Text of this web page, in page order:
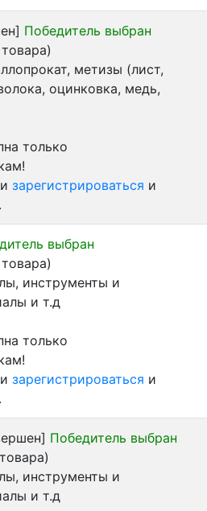
Победитель выбран
метизы (лист,
оцинковка, медь,
только
зарегистрироваться и
выбран
инструменты и
и т.д
только
зарегистрироваться и
Победитель выбран
инструменты и
и т.д